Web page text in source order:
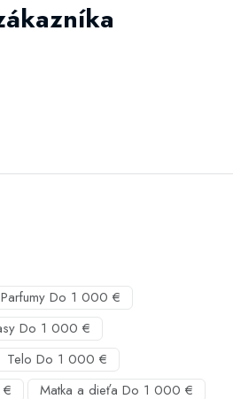
Parfumy Do 1 000 €
Do 1 000 €
Telo Do 1 000 €
Matka a dieťa Do 1 000 €